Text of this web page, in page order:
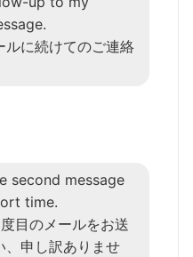
ルに続けてのご連絡
second message
time.
度目のメールをお送
、申し訳ありませ